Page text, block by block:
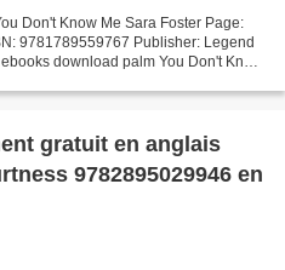
Don't Know Me Sara Foster Page:
9781789559767 Publisher: Legend
download palm You Don't Know
gratuit en anglais
9782895029946 en